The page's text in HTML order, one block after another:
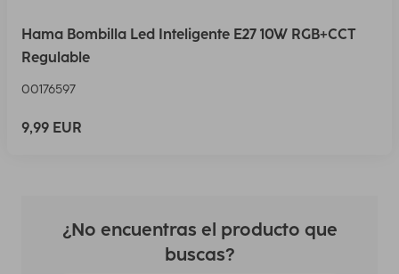
Hama Bombilla Led Inteligente E27 10W RGB+CCT
Regulable
00176597
9,99 EUR
¿No encuentras el producto que
buscas?